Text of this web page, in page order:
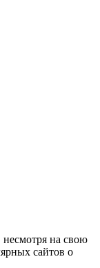
на свою
сайтов о